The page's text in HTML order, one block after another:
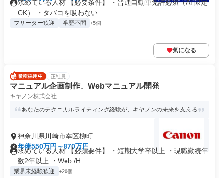
求めている人材 【必要条件】 ・普通自動車免許必須（AT限定
OK） ・タバコを吸わない...
フリーター歓迎 学歴不問 +5個
気になる
正社員
マニュアル企画制作、Webマニュアル開発
キヤノン株式会社
あなたのテクニカルライティング経験が、キヤノンの未来を支える
神奈川県川崎市幸区柳町
年俸550万円～870万円
求めている人材 【必須要件】 ・短期大学卒以上 ・現職勤続年
数2年以上 ・Web /H...
業界未経験歓迎 +20個